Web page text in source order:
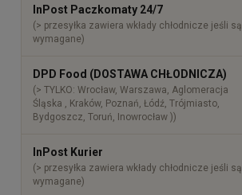
InPost Paczkomaty 24/7
(> przesyłka zawiera wkłady chłodnicze jeśli są
wymagane)
DPD Food (DOSTAWA CHŁODNICZA)
(> TYLKO: Wrocław, Warszawa, Aglomeracja
Śląska , Kraków, Poznań, Łódź, Trójmiasto,
Bydgoszcz, Toruń, Inowrocław ))
InPost Kurier
(> przesyłka zawiera wkłady chłodnicze jeśli są
wymagane)